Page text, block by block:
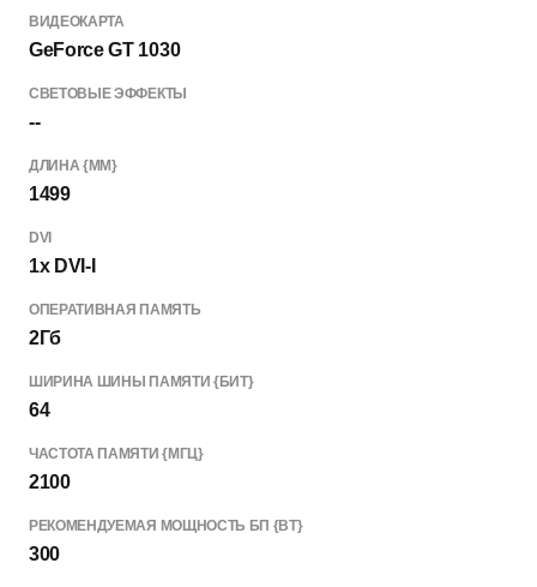
ВИДЕОКАРТА
GeForce GT 1030
СВЕТОВЫЕ ЭФФЕКТЫ
--
ДЛИНА {ММ}
1499
DVI
1x DVI-I
ОПЕРАТИВНАЯ ПАМЯТЬ
2Гб
ШИРИНА ШИНЫ ПАМЯТИ {БИТ}
64
ЧАСТОТА ПАМЯТИ {МГЦ}
2100
РЕКОМЕНДУЕМАЯ МОЩНОСТЬ БП {ВТ}
300